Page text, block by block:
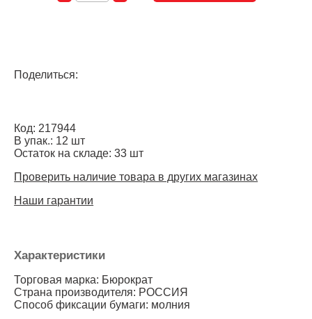
Поделиться:
Код: 217944
В упак.: 12 шт
Остаток на складе: 33 шт
Проверить наличие товара в других магазинах
Наши гарантии
Характеристики
Торговая марка: Бюрократ
Страна производителя: РОССИЯ
Способ фиксации бумаги: молния